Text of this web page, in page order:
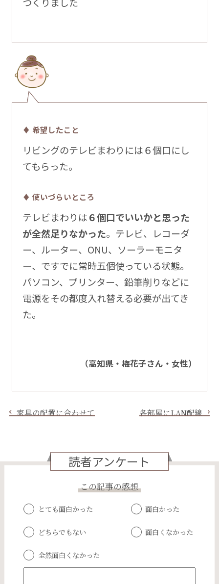
♦ 希望したこと
リビングのテレビまわりには６個口にし
てもらった。
♦ 使いづらいところ
テレビまわりは６個口でいいかと思った
が全然足りなかった。テレビ、レコーダ
ー、ルーター、ONU、ソーラーモニタ
ー、ですでに常時五個使っている状態。
パソコン、プリンター、鉛筆削りなどに
電源をその都度入れ替える必要が出てき
た。
（高知県・梅花子さん・女性）
家具の配置に合わせて 各部屋にLAN配線
読者アンケート
この記事の感想
とても面白かった 面白かった
どちらでもない 面白くなかった
全然面白くなかった